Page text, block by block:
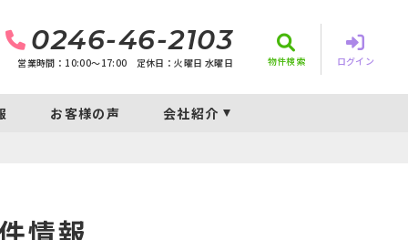
0246-46-2103
営業時間：10:00〜17:00 定休日：火曜日 水曜日 物件検索 ログイン
お客様の声 会社紹介
情報